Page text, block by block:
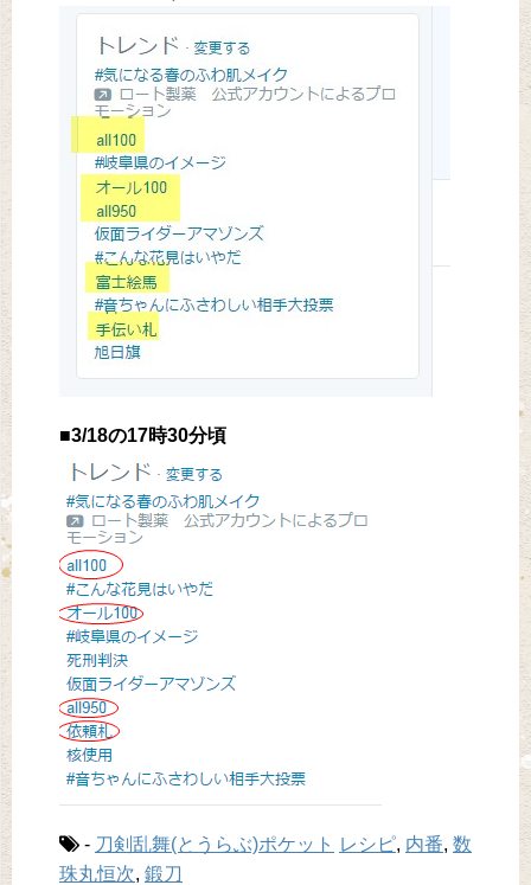
■3/18の17時30分頃
- 刀剣乱舞(とうらぶ)ポケット レシピ, 内番, 数
珠丸恒次, 鍛刀